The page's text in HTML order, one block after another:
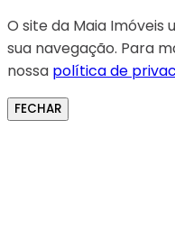
O site da Maia Imóveis
sua navegação. Para
nossa política de
FECHAR